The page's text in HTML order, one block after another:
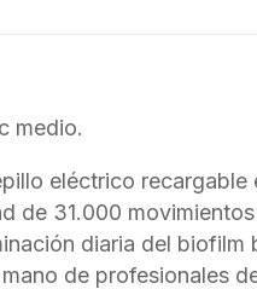
medio.
eléctrico
de 31.000
diaria del
de profesionales